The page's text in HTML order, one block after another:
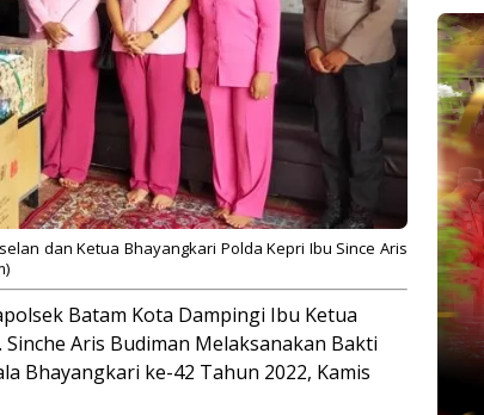
danKetua Bhayangkari Polda Kepri Ibu Since Aris
Batam Kota Dampingi Ibu Ketua
Aris Budiman Melaksanakan Bakti
Bhayangkari ke-42 Tahun 2022, Kamis